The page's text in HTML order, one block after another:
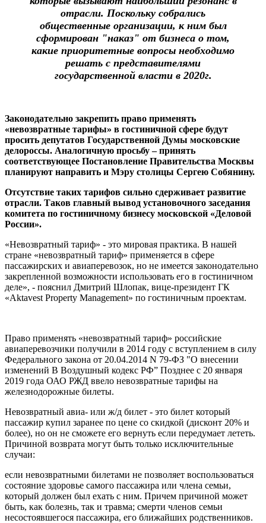
отрасли. Поскольку собрались
общественные организации, к ним был
сформирован "наказ" от бизнеса о том,
какие приоритетные вопросы необходимо
решать с представителями
государственной власти в 2020г.
Законодательно закрепить право применять
«невозвратные тарифы» в гостиничной сфере будут
просить депутатов Государственной Думы московские
делороссы. Аналогичную просьбу – принять
соответствующее Постановление Правительства Москвы
планируют направить и Мэру столицы Сергею Собянину.
Отсутствие таких тарифов сильно сдерживает развитие
отрасли. Таков главный вывод установочного заседания
комитета по гостиничному бизнесу московской «Деловой
России».
«Невозвратный тариф» - это мировая практика. В нашей
стране «невозвратный тариф» применяется в сфере
пассажирских и авиаперевозок, но не имеется законодательно
закрепленной возможности использовать его в гостиничном
деле», - пояснил Дмитрий Шлопак, вице-президент ГК
«Aktavest Property Management» по гостиничным проектам.
Право применять «невозвратный тариф» российские
авиаперевозчики получили в 2014 году с вступлением в силу
Федерального закона от 20.04.2014 N 79-ФЗ "О внесении
изменений B Воздушный кодекс РФ” Позднее с 20 января
2019 года ОАО РЖД ввело невозвратные тарифы на
железнодорожные билеты.
Невозвратный авиа- или ж/д билет - это билет который
пассажир купил заранее по цене со скидкой (дисконт 20% и
более), но он не сможете его вернуть если передумает лететь.
Причиной возврата могут быть только исключительные
случаи:
если невозвратными билетами не позволяет воспользоваться
состояние здоровье самого пассажира или члена семьи,
который должен был ехать с ним. Причем причиной может
быть, как болезнь, так и травма; смерти членов семьи
несостоявшегося пассажира, его ближайших родственников.